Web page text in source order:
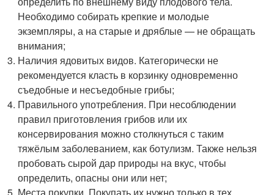
Необходимо собирать крепкие и молодые
экземпляры, а на старые и дряблые — не обращать
внимания;
Наличия ядовитых видов. Категорически не
рекомендуется класть в корзинку одновременно
съедобные и несъедобные грибы;
Правильного употребления. При несоблюдении
правил приготовления грибов или их
консервирования можно столкнуться с таким
тяжёлым заболеванием, как ботулизм. Также нельзя
пробовать сырой дар природы на вкус, чтобы
определить, опасны они или нет;